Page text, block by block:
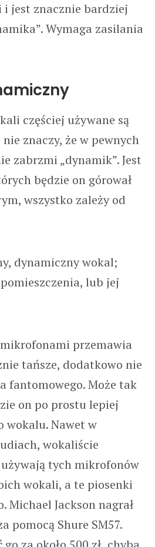
jest znacznie bardziej
Wymaga zasilania
częściej używane są
znaczy, że w pewnych
zabrzmi „dynamik”. Jest
będzie on górował
wszystko zależy od
dynamiczny wokal;
lub jej
przemawia
tańsze, dodatkowo nie
fantomowego. Może tak
on po prostu lepiej
wokalu. Nawet w
wokaliście
tych mikrofonów
wokali, a te piosenki
Michael Jackson nagrał
pomocą Shure SM57.